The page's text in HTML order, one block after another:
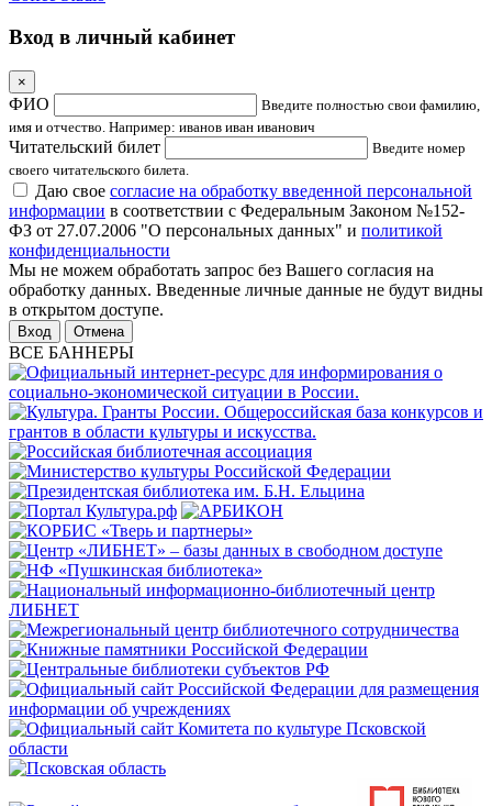
Вход в личный кабинет
×
ФИО
Введите полностью свои фамилию,
имя и отчество. Например: иванов иван иванович
Читательский билет
Введите номер
своего читательского билета.
Даю свое согласие на обработку введенной персональной
информации в соответствии с Федеральным Законом №152-
ФЗ от 27.07.2006 "О персональных данных" и политикой
конфиденциальности
Мы не можем обработать запрос без Вашего согласия на
обработку данных. Введенные личные данные не будут видны
в открытом доступе.
Отмена
ВСЕ БАННЕРЫ